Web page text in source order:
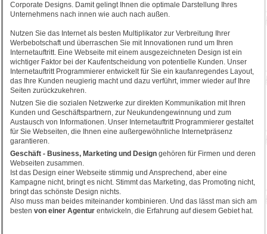
Corporate Designs. Damit gelingt Ihnen die optimale Darstellung Ihres
Unternehmens nach innen wie auch nach außen.
Nutzen Sie das Internet als besten Multiplikator zur Verbreitung Ihrer
Werbebotschaft und überraschen Sie mit Innovationen rund um Ihren
Internetauftritt. Eine Webseite mit einem ausgezeichneten Design ist ein
wichtiger Faktor bei der Kaufentscheidung von potentielle Kunden. Unser
Internetauftritt Programmierer entwickelt für Sie ein kaufanregendes Layout,
das Ihre Kunden neugierig macht und dazu verführt, immer wieder auf Ihre
Seiten zurückzukehren.
Nutzen Sie die sozialen Netzwerke zur direkten Kommunikation mit Ihren
Kunden und Geschäftspartnern, zur Neukundengewinnung und zum
Austausch von Informationen. Unser Internetauftritt Programmierer gestaltet
für Sie Webseiten, die Ihnen eine außergewöhnliche Internetpräsenz
garantieren.
Geschäft - Business, Marketing und Design gehören für Firmen und deren
Webseiten zusammen.
Ist das Design einer Webseite stimmig und Ansprechend, aber eine
Kampagne nicht, bringt es nicht. Stimmt das Marketing, das Promoting nicht,
bringt das schönste Design nichts.
Also muss man beides miteinander kombinieren. Und das lässt man sich am
besten von einer Agentur entwickeln, die Erfahrung auf diesem Gebiet hat.